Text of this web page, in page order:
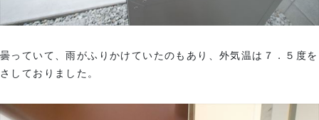
曇っていて、雨がふりかけていたのもあり、外気温は７．５度を
さしておりました。